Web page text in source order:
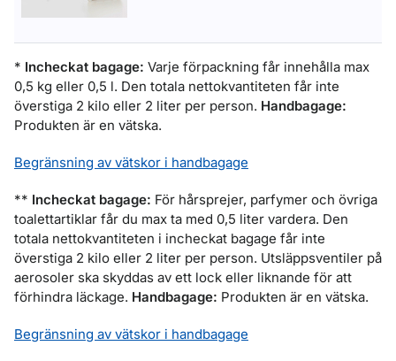
* Incheckat bagage: Varje förpackning får innehålla max
0,5 kg eller 0,5 l. Den totala nettokvantiteten får inte
överstiga 2 kilo eller 2 liter per person. Handbagage:
Produkten är en vätska.
Begränsning av vätskor i handbagage
** Incheckat bagage: För hårsprejer, parfymer och övriga
toalettartiklar får du max ta med 0,5 liter vardera. Den
totala nettokvantiteten i incheckat bagage får inte
överstiga 2 kilo eller 2 liter per person. Utsläppsventiler på
aerosoler ska skyddas av ett lock eller liknande för att
förhindra läckage. Handbagage: Produkten är en vätska.
Begränsning av vätskor i handbagage